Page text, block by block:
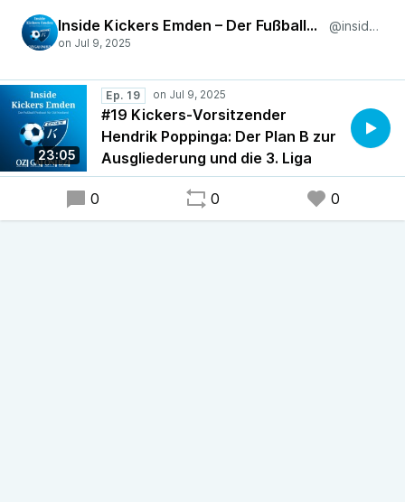
Inside Kickers Emden – Der Fußball-Podcast für Ostfriesland @insidekickers
23:05
Ep. 19
#19 Kickers-Vorsitzender
Hendrik Poppinga: Der Plan B zur
Ausgliederung und die 3. Liga
0 0 0